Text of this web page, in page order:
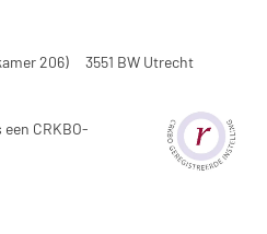
206) 3551 BW Utrecht
CRKBO-